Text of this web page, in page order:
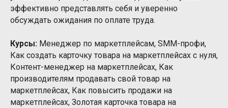
эффективно представлять себя и уверенно
обсуждать ожидания по оплате труда.
Курсы: Менеджер по маркетплейсам, SMM-профи,
Как создать карточку товара на маркетплейсах с нуля,
Контент-менеджер на маркетплейсах, Как
производителям продавать свой товар на
маркетплейсах, Как повысить продажи на
маркетплейсах, Золотая карточка товара на